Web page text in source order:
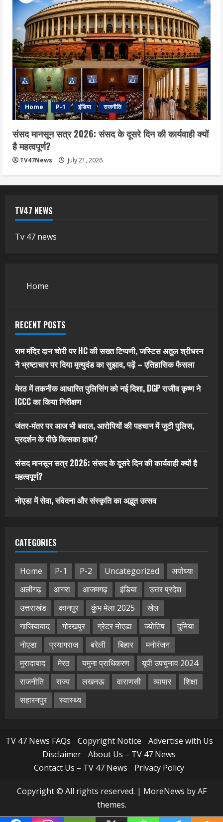
Home P-1 इंडिया राजनीति
संसद मानसून सत्र 2026: संसद के दूसरे दिन की कार्यवाही क्यों
है महत्वपूर्ण?
TV47News July 21, 2026
TV47 NEWS
Tv 47 news
Home
RECENT POSTS
राम मंदिर दान चोरी पर HC की सख्त टिप्पणी, जस्टिस अतुल श्रीधरन
ने भ्रष्टाचार पर द‍िया मृत्युदंड का सुझाव, पढ़ें – एत‍िहास‍िक फैसला
मेरठ में तकनीक आधारित पुलिसिंग को नई दिशा, DGP राजीव कृष्ण ने
ICCC का किया निरीक्षण
जंतर-मंतर पर आज भी बवाल, आरोपियों की पहचान में जुटी पुलिस,
प्रदर्शन के पीछे किसका हाथ?
संसद मानसून सत्र 2026: संसद के दूसरे दिन की कार्यवाही क्यों है
महत्वपूर्ण?
नोएडा में सेवा, संवेदना और संस्कृति का अद्भुत उत्सव
CATEGORIES
Home P-1 P-2 Uncategorized
अयोध्या
अलीगढ़
आगरा आजमगढ़ इंडिया
उत्तर प्रदेश
उत्तराखंड
कानपुर कुंभ मेला 2025
खेल
गाजियाबाद
गोरखपुर ग्रेटर नोएडा ज्योतिष
दुनिया
नोएडा
प्रयागराज बरेली बिहार
मनोरंजन
मुरादाबाद
मेरठ यमुना प्राधिकरण
यूपी उपचुनाव 2024
राजनीति
राज्य लखनऊ वाराणसी व्यापार
शिक्षा
सहारनपुर
स्वास्थ्य
TV 47 News FAQs Copyright Notice
Advertise with Us
Disclaimer
About Us – TV 47 News
Contact Us – TV 47 News
Privacy Policy
Copyright © All rights reserved. | MoreNews by AF
themes.